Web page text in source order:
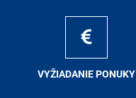
VY­ŽIA­DA­NIE PO­NU­KY